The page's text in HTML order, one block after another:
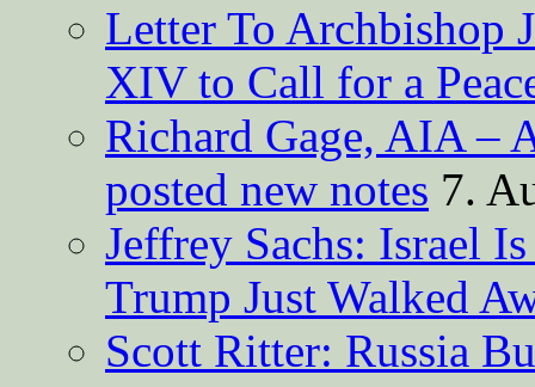
Letter To Archbishop
XIV to Call for a
Richard Gage, AIA –
posted new notes 7.
Jeffrey Sachs: Israel
Trump Just Walked
Scott Ritter: Russia